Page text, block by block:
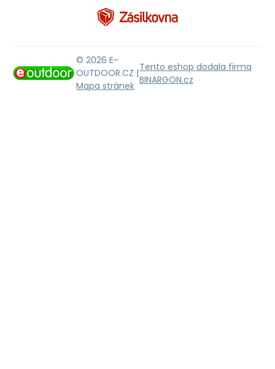
© 2026 E-
OUTDOOR.CZ |
Mapa stránek
Tento eshop dodala firma
BINARGON.cz